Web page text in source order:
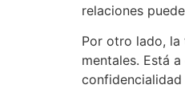
relaciones
Por otro lado,
mentales. Está
confidencialidad